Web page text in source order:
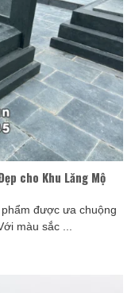
cho Khu Lăng Mộ
được ưa chuộng
màu sắc ...